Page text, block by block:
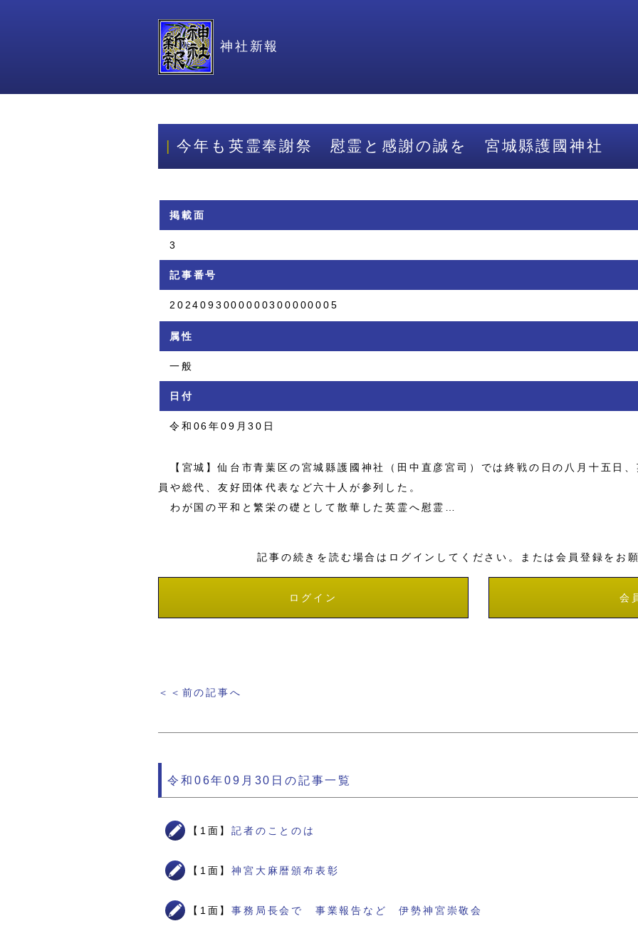
神社新報
今年も英霊奉謝祭 慰霊と感謝の誠を 宮城縣護國神社
掲載面
3
記事番号
2024093000000300000005
属性
一般
日付
令和06年09月30日
【宮城】仙台市青葉区の宮城縣護國神社（田中直彦宮司）では終戦の日の八月十五日
員や総代、友好団体代表など六十人が参列した。
わが国の平和と繁栄の礎として散華した英霊へ慰霊…
記事の続きを読む場合はログインしてください。または会員登録をお
ログイン 会
＜＜前の記事へ
令和06年09月30日の記事一覧
【1面】記者のことのは
【1面】神宮大麻暦頒布表彰
【1面】事務局長会で 事業報告など 伊勢神宮崇敬会